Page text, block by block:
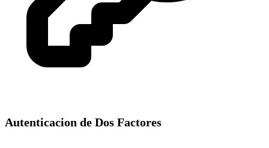
Autenticacion de Dos Factores